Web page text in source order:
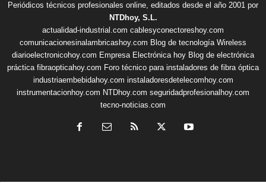
Periódicos técnicos profesionales online, editados desde el año 2001 por
NTDhoy, S.L.
actualidad-industrial.com cablesyconectoreshoy.com
comunicacionesinalambricashoy.com Blog de tecnología Wireless
diarioelectronicohoy.com Empresa Electrónica hoy Blog de electrónica
práctica fibraopticahoy.com Foro técnico para instaladores de fibra óptica
industriaembebidahoy.com instaladoresdetelecomhoy.com
instrumentacionhoy.com NTDhoy.com seguridadprofesionalhoy.com
tecno-noticias.com